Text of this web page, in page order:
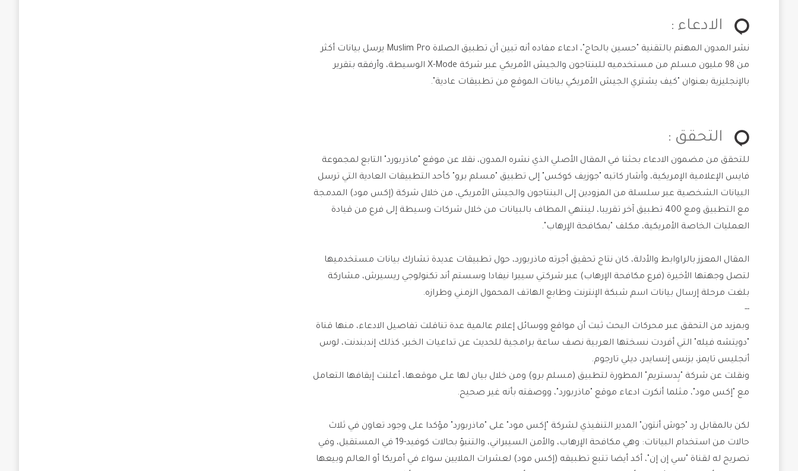
الادعاء :
نشر المدون المهتم بالتقنية "حسين بالحاج"، ادعاء مفاده أنه تبين أن تطبيق الصلاة Muslim Pro يرسل بيانات أكثر
من 98 مليون مسلم من مستخدميه للبنتاجون والجيش الأمريكي عبر شركة X-Mode الوسيطة، وأرفقه بتقرير
بالإنجليزية بعنوان "كيف يشتري الجيش الأمريكي بيانات الموقع من تطبيقات عادية".
التحقق :
للتحقق من مضمون الادعاء بحثنا في المقال الأصلي الذي نشره المدون، نقلا عن موقع "ماذربورد" التابع لمجموعة
فايس الإعلامية الإمريكية، وأشار كاتبه "جوزيف كوكس" إلى تطبيق "مسلم برو" كأحد التطبيقات العادية التي ترسل
البيانات الشخصية عبر سلسلة من المزودين إلى البنتاجون والجيش الأمريكي، من خلال شركة (إكس مود) المدمجة
مع التطبيق ومع 400 تطبيق آخر تقريبا، لينتهي المطاف بالبيانات من خلال شركات وسيطة إلى فرع من قيادة
العمليات الخاصة الأمريكية، مكلف "بمكافحة الإرهاب".
المقال المعزز بالراوابط والأدلة، كان نتاج تحقيق أجرته ماذربورد، حول تطبيقات عديدة تشارك بيانات مستخدميها
لتصل وجهتها الأخيرة (فرع مكافحة الإرهاب) عبر شركتي سييرا نيفادا وسستم أند تكنولوجي ريسيرش، مشاركة
بلغت مرحلة إرسال بيانات اسم شبكة الإنترنت وطابع الهاتف المحمول الزمني وطرازه.
--
وبمزيد من التحقق عبر محركات البحث ثبت أن مواقع ووسائل إعلام عالمية عدة تناقلت تفاصيل الادعاء، منها قناة
"دويتشه فيله" التي أفردت نسختها العربية نصف ساعة برامجية للحديث عن تداعيات الخبر، كذلك إندبندنت، لوس
أنجليس تايمز، بزنس إنسايدر، ديلي تارجوم.
ونقلت عن شركة "بِدستريم" المطورة لتطبيق (مسلم برو) ومن خلال بيان لها على موقعها، أعلنت إيقافها التعامل
مع "إكس مود"، مثلما أنكرت ادعاء موقع "ماذربورد"، ووصفته بأنه غير صحيح.
لكن بالمقابل رد "جوش أنتون" المدير التنفيذي لشركة "إكس مود" على "ماذربورد" مؤكدا على وجود تعاون في ثلاث
حالات من استخدام البيانات: وهي مكافحة الإرهاب، والأمن السيبراني، والتنبؤ بحالات كوفيد-19 في المستقبل، وفي
تصريح له لقناة "سي إن إن"، أكد أيضا تتبع تطبيقه (إكس مود) لعشرات الملايين سواء في أمريكا أو العالم وبيعها